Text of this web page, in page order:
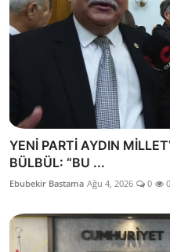
YENİ PARTİ AYDIN
BÜLBÜL: “BU ...
Ebubekir Bastama Ağu 4, 2026 0 0